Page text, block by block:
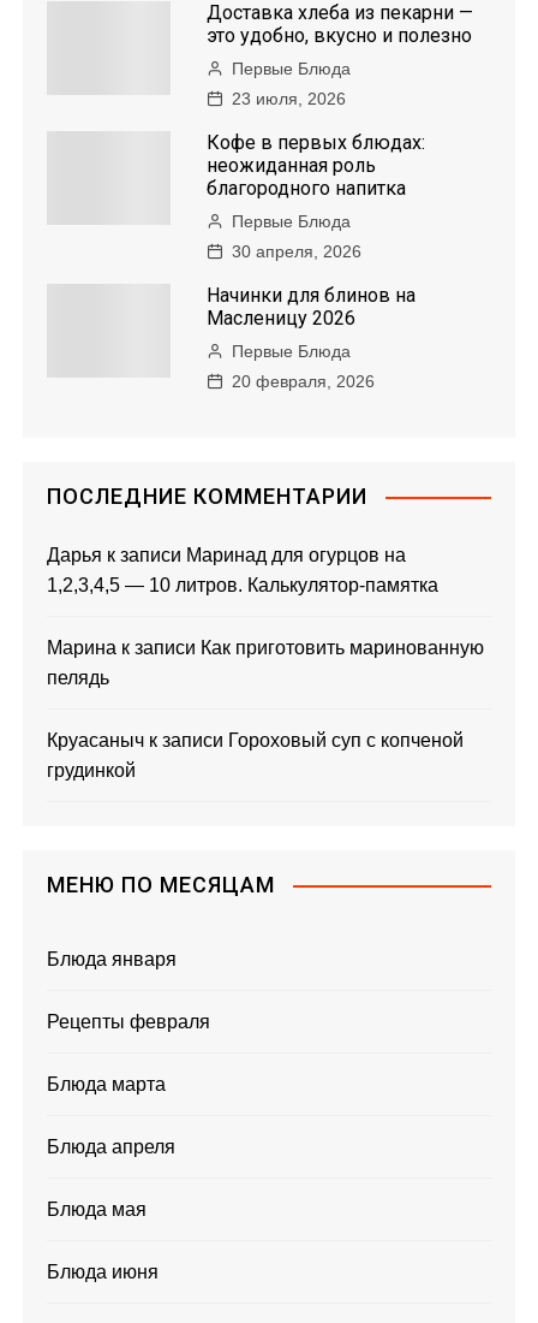
Доставка хлеба из пекарни —
это удобно, вкусно и полезно
Первые Блюда
23 июля, 2026
Кофе в первых блюдах:
неожиданная роль
благородного напитка
Первые Блюда
30 апреля, 2026
Начинки для блинов на
Масленицу 2026
Первые Блюда
20 февраля, 2026
ПОСЛЕДНИЕ КОММЕНТАРИИ
Дарья к записи Маринад для огурцов на
1,2,3,4,5 — 10 литров. Калькулятор-памятка
Марина к записи Как приготовить маринованную
пелядь
Круасаныч к записи Гороховый суп с копченой
грудинкой
МЕНЮ ПО МЕСЯЦАМ
Блюда января
Рецепты февраля
Блюда марта
Блюда апреля
Блюда мая
Блюда июня